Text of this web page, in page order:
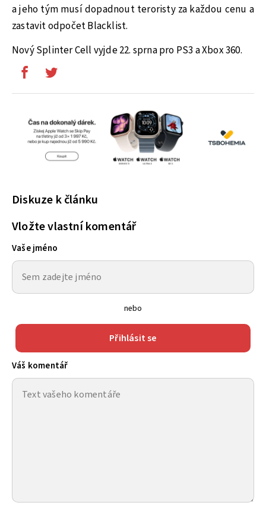
a jeho tým musí dopadnout teroristy za každou cenu a
zastavit odpočet Blacklist.
Nový Splinter Cell vyjde 22. sprna pro PS3 a Xbox 360.
Diskuze k článku
Vložte vlastní komentář
Vaše jméno
nebo
Přihlásit se
Váš komentář